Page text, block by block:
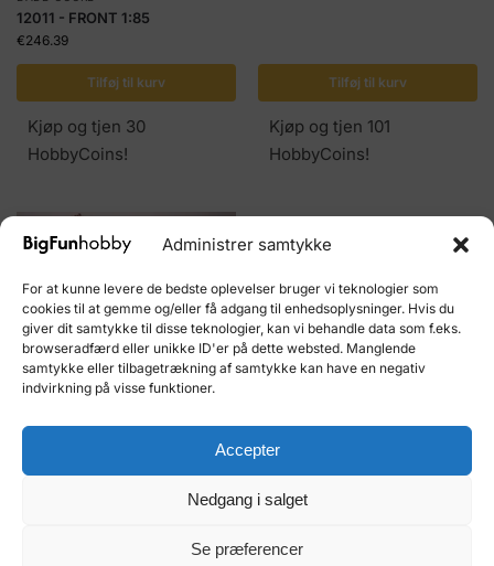
Administrer samtykke
For at kunne levere de bedste oplevelser bruger vi teknologier som
cookies til at gemme og/eller få adgang til enhedsoplysninger. Hvis du
giver dit samtykke til disse teknologier, kan vi behandle data som f.eks.
browseradfærd eller unikke ID'er på dette websted. Manglende
samtykke eller tilbagetrækning af samtykke kan have en negativ
indvirkning på visse funktioner.
Accepter
Nedgang i salget
Se præferencer
12011 - FRONT 1:85
€246.39
Tilføj til kurv
Kjøp og tjen 30
HobbyCoins!
Tilføj til kurv
Kjøp og tjen 101
HobbyCoins!
12010S Santa Maria startpakke
BÅDE OCCRE
15007 SMUK HØNE 1:90
Kjøp og tjen 67